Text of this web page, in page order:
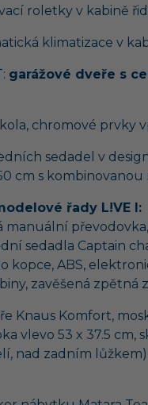
roletky v kabině
klimatizace v
garážové dveře s
kola, chromové prvky
sedadel v
cm s
řady L!VE I:
manuální
sedadla Captain
kopce, ABS,
zavěšená
Knaus Komfort,
vlevo 53 x 37.5
nad zadním